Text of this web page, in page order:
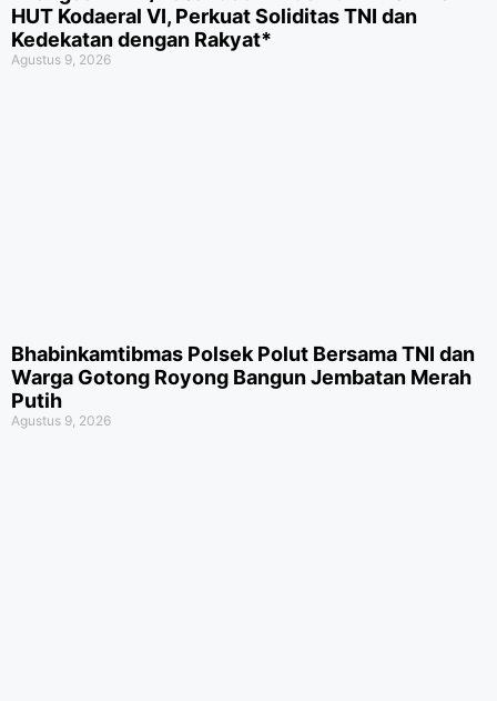
HUT Kodaeral VI, Perkuat Soliditas TNI dan
Kedekatan dengan Rakyat*
Agustus 9, 2026
Bhabinkamtibmas Polsek Polut Bersama TNI dan
Warga Gotong Royong Bangun Jembatan Merah
Putih
Agustus 9, 2026